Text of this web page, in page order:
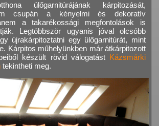
ülőgarnitúrájának kárpitozását,
csupán a kényelmi és dekoratív
a takarékossági megfontolások is
Legtöbbször ugyanis jóval olcsóbb
újrakárpitoztatni egy ülőgarnitúrát, mint
Kárpitos műhelyünkben már átkárpitozott
készült rövid válogatást Kázsmárki
tekintheti meg.